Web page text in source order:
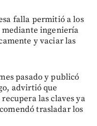
falla permitió a los
mediante ingeniería
y vaciar las
pasado y publicó
advirtió que
las claves ya
trasladar los